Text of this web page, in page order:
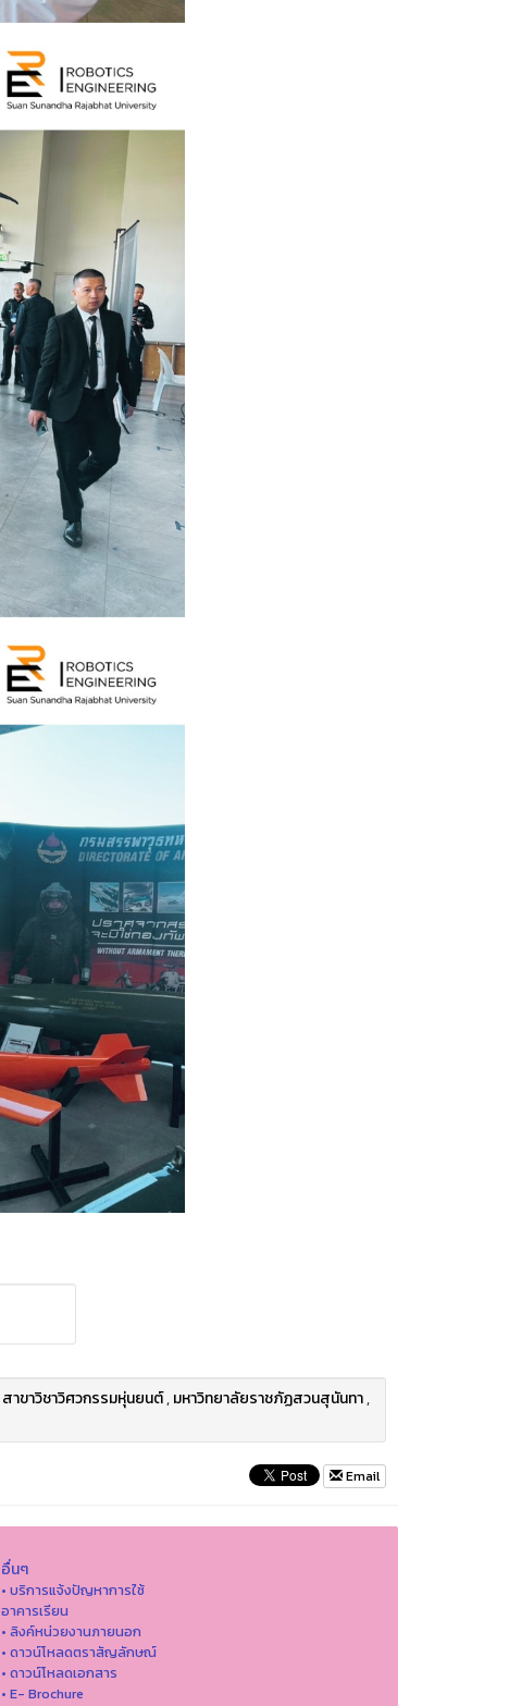
สาขาวิชาวิศวกรรมหุ่นยนต์,มหาวิทยาลัยราชภัฏสวนสุนันทา,
Email
อื่นๆ
• บริการแจ้งปัญหาการใ่ช้
อาคารเรียน
• ลิงค์หน่วยงานภายนอก
• ดาวน์โหลดตราสัญลักษณ์
• ดาวน์โหลดเอกสาร
• E- Brochure